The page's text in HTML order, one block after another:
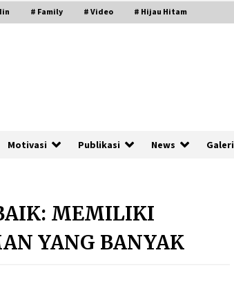
# Family # Video # Hijau Hitam
Motivasi Publikasi News Galeri
PRABOWO!
2 months ago
MEMILIKI
YANG BANYAK